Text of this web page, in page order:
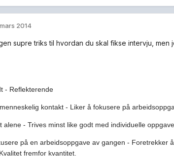
2014
supre triks til hvordan du skal fikse intervju,
- Reflekterende
kontakt - Liker å fokusere på
alene - Trives minst like godt med individuelle
på en arbeidsoppgave av gangen - Foretrekker
fremfor kvantitet.